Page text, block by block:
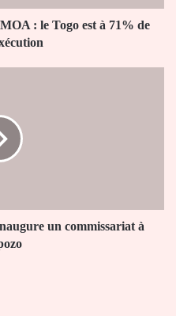
: le Togo est à 71% de
un commissariat à